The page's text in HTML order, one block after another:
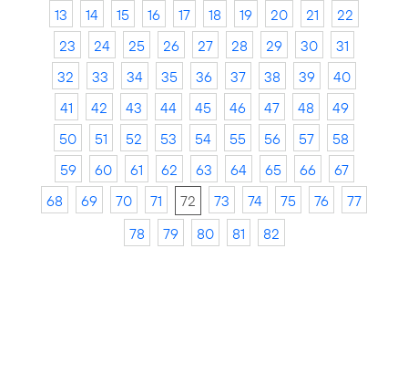
13
14 15 16 17 18 19 20 21
22
23
24 25 26 27 28 29 30
31
32
33 34 35 36 37 38 39
40
41
42 43 44 45 46 47 48
49
50
51 52 53 54 55 56 57
58
59
60 61 62 63 64 65 66
67
68
69 70 71 72 73 74 75 76
77
78
79 80 81 82